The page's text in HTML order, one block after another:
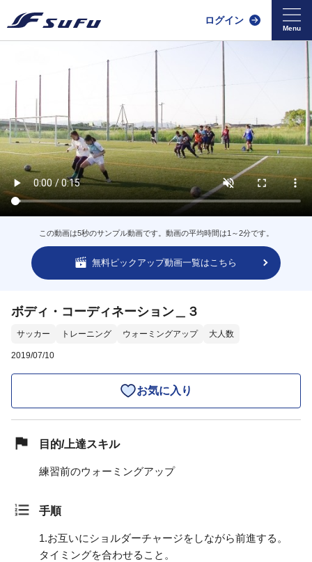
ログイン
この動画は5秒のサンプル動画です。動画の平均時間は1～2分です。
無料ピックアップ動画一覧はこちら
ボディ・コーディネーション＿３
サッカー トレーニング ウォーミングアップ 大人数
2019/07/10
お気に入り
目的/上達スキル
練習前のウォーミングアップ
手順
1.お互いにショルダーチャージをしながら前進する。
タイミングを合わせること。